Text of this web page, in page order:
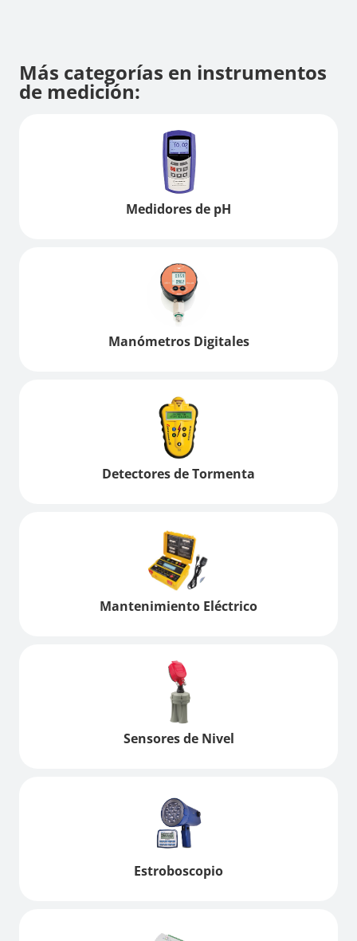
Más categorías en instrumentos
de medición:
Medidores de pH
Manómetros Digitales
Detectores de Tormenta
Mantenimiento Eléctrico
Sensores de Nivel
Estroboscopio